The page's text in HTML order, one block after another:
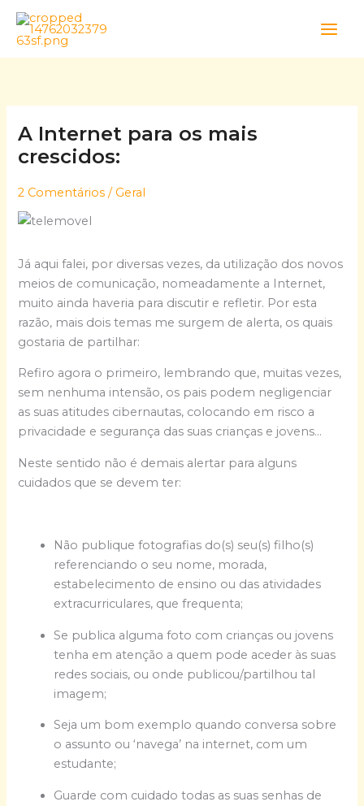
Skip
content
A Internet para os mais
crescidos:
2 Comentários / Geral
Já aqui falei, por diversas vezes, da utilização dos novos
meios de comunicação, nomeadamente a Internet,
muito ainda haveria para discutir e refletir. Por esta
razão, mais dois temas me surgem de alerta, os quais
gostaria de partilhar:
Refiro agora o primeiro, lembrando que, muitas vezes,
sem nenhuma intensão, os pais podem negligenciar
as suas atitudes cibernautas, colocando em risco a
privacidade e segurança das suas crianças e jovens…
Neste sentido não é demais alertar para alguns
cuidados que se devem ter:
Não publique fotografias do(s) seu(s) filho(s)
referenciando o seu nome, morada,
estabelecimento de ensino ou das atividades
extracurriculares, que frequenta;
Se publica alguma foto com crianças ou jovens
tenha em atenção a quem pode aceder às suas
redes sociais, ou onde publicou/partilhou tal
imagem;
Seja um bom exemplo quando conversa sobre
o assunto ou ‘navega’ na internet, com um
estudante;
Guarde com cuidado todas as suas senhas de